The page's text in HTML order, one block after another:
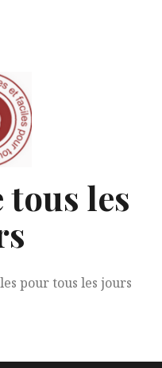
tous les
pour tous les jours